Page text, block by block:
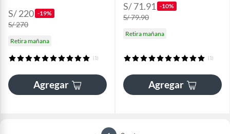
S/ 220 -19%
S/ 270
Retira mañana
(1)
Agregar
S/ 71.91 -10%
S/ 79.90
Retira mañana
(1)
Agregar